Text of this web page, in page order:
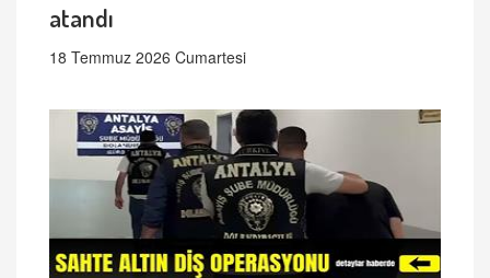
atandı
18 Temmuz 2026 Cumartesi